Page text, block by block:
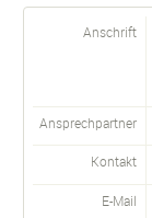
Anschrift
Ansprechpartner
Kontakt
E-Mail